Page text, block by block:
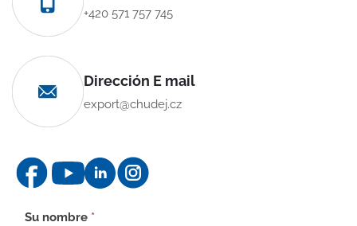
+420 571 757 745
Dirección E mail
export@chudej.cz
Formulario
Su nombre *